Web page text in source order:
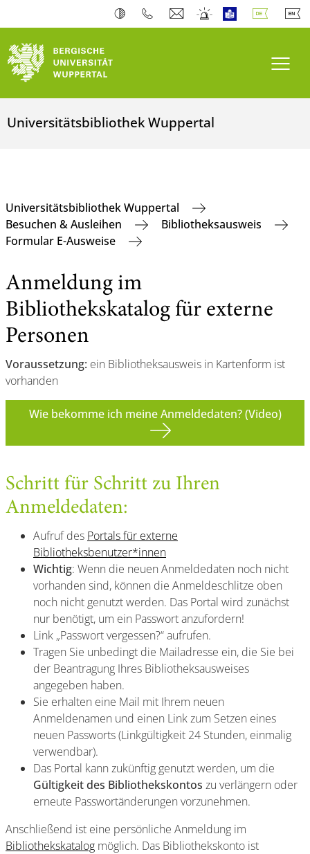
Universitätsbibliothek Wuppertal
Universitätsbibliothek Wuppertal
Besuchen & Ausleihen
Bibliotheksausweis
Formular E-Ausweise
Anmeldung im
Bibliothekskatalog für externe
Personen
Voraussetzung: ein Bibliotheksausweis in Kartenform ist
vorhanden
Wie bekomme ich meine Anmeldedaten? (Video)
Schritt für Schritt zu Ihren
Anmeldedaten:
Aufruf des Portals für externe
Bibliotheksbenutzer*innen
Wichtig: Wenn die neuen Anmeldedaten noch nicht
vorhanden sind, können die Anmeldeschlitze oben
noch nicht genutzt werden. Das Portal wird zunächst
nur benötigt, um ein Passwort anzufordern!
Link „Passwort vergessen?“ aufrufen.
Tragen Sie unbedingt die Mailadresse ein, die Sie bei
der Beantragung Ihres Bibliotheksausweises
angegeben haben.
Sie erhalten eine Mail mit Ihrem neuen
Anmeldenamen und einen Link zum Setzen eines
neuen Passworts (Linkgültigkeit 24 Stunden, einmalig
verwendbar).
Das Portal kann zukünftig genutzt werden, um die
Gültigkeit des Bibliothekskontos zu verlängern oder
erneute Passwortänderungen vorzunehmen.
Anschließend ist eine persönliche Anmeldung im
Bibliothekskatalog möglich. Das Bibliothekskonto ist